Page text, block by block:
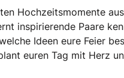
Hochzeitsmomente aus
inspirierende Paare
Ideen eure Feier
euren Tag mit Herz